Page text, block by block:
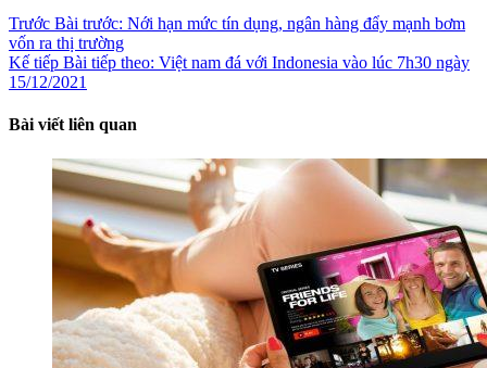
Trước Bài trước: Nới hạn mức tín dụng, ngân hàng đẩy mạnh bơm
vốn ra thị trường
Kế tiếp Bài tiếp theo: Việt nam đá với Indonesia vào lúc 7h30 ngày
15/12/2021
Bài viết liên quan